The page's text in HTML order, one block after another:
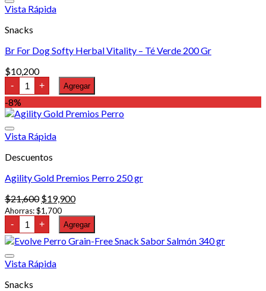
1
cantidad
Vista Rápida
Snacks
Br For Dog Softy Herbal Vitality – Té Verde 200 Gr
$10,200
- Br
For
Dog
Softy
Herbal
-
Verde
Gr
cantidad
+ Agregar
-8%
Vista Rápida
Descuentos
Agility Gold Premios Perro 250 gr
$21,600 El
precio
original
era:
$21,600.
$19,900El
actual
es:
$19,900.
Ahorras:$1,700
- Agility
Gold
Premios
Perro
gr
+ Agregar
Vista Rápida
Snacks